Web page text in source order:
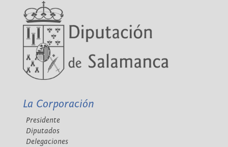
La Corporación
Presidente
Diputados
Delegaciones